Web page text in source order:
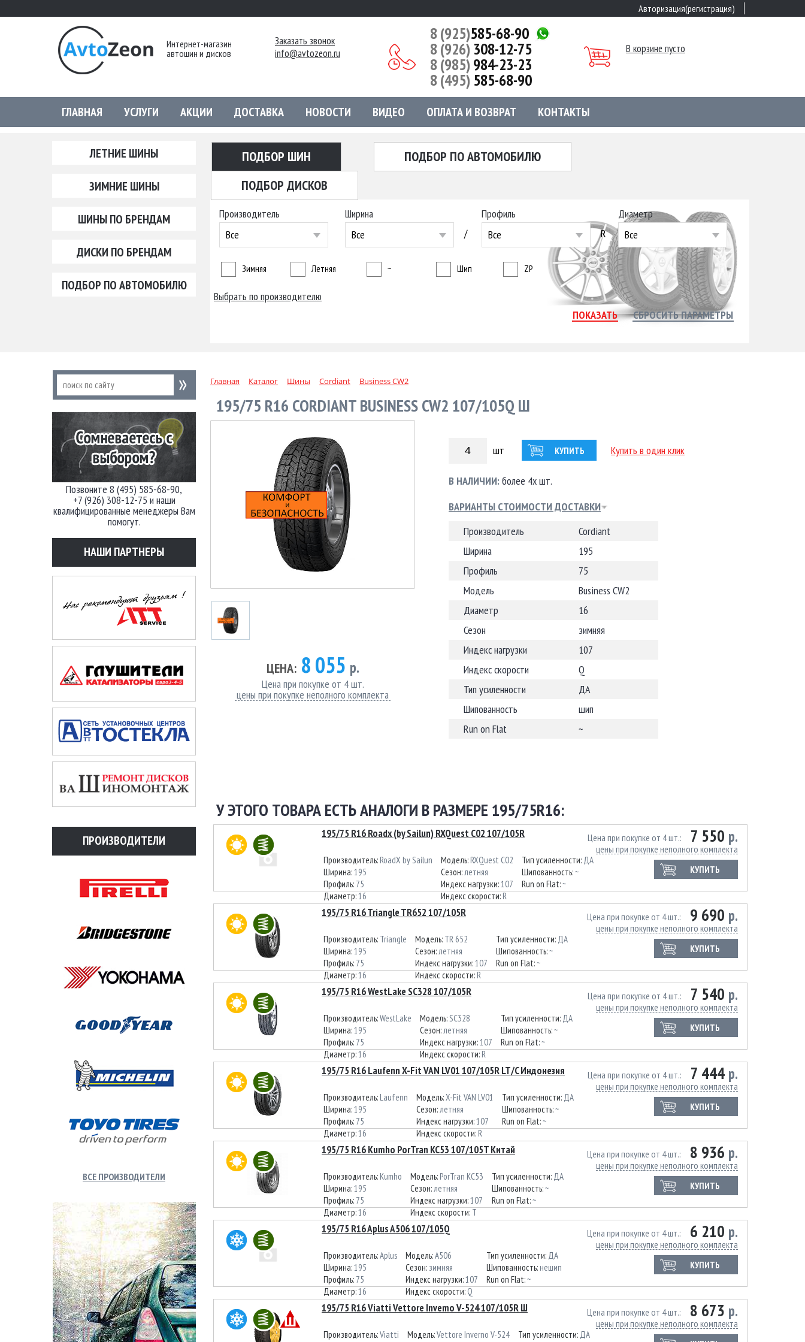
Авторизация(регистрация)
Интернет-магазин
автошин и дисков
Заказать звонок
info@avtozeon.ru
8 (925)585-68-90
8 (926) 308-12-75
8 (985)984-23-23
8 (495) 585-68-90
В корзине пусто
ГЛАВНАЯ УСЛУГИ АКЦИИ ДОСТАВКА НОВОСТИ ВИДЕО ОПЛАТА И ВОЗВРАТ КОНТАКТЫ
ЛЕТНИЕ ШИНЫ
ЗИМНИЕ ШИНЫ
ШИНЫ ПО БРЕНДАМ
ДИСКИ ПО БРЕНДАМ
ПОДБОР ПО АВТОМОБИЛЮ
ПОДБОР ШИН
ПОДБОР ПО АВТОМОБИЛЮ
ПОДБОР ДИСКОВ
Производитель
Все
Ширина
Все
/
Профиль
Все
R
Диаметр
Все
Зимняя Летняя ~ Шип ZP
Выбрать по производителю
Позвоните 8 (495) 585-68-90,
+7 (926) 308-12-75 и наши
квалифицированные менеджеры Вам
помогут.
НАШИ ПАРТНЕРЫ
ПРОИЗВОДИТЕЛИ
ВСЕ ПРОИЗВОДИТЕЛИ
Главная Каталог Шины Cordiant Business CW2
195/75 R16 CORDIANT BUSINESS CW2 107/105Q Ш
ЦЕНА:8 055 р.
Цена при покупке от 4 шт.
цены при покупке неполного комплекта
шт КУПИТЬ Купить в один клик
В НАЛИЧИИ:более 4х шт.
ВАРИАНТЫ СТОИМОСТИ ДОСТАВКИ
Производитель
Cordiant
Ширина
195
Профиль
75
Модель
Business CW2
Диаметр
16
Сезон
зимняя
Индекс нагрузки
107
Индекс скорости
Q
Тип усиленности
ДА
Шипованность
шип
Run on Flat
~
У ЭТОГО ТОВАРА ЕСТЬ АНАЛОГИ В РАЗМЕРЕ 195/75R16:
195/75 R16 Roadx (by Sailun) RXQuest C02 107/105R 7 550 р.
Цена при покупке от 4 шт.
цены при покупке неполного комплекта
КУПИТЬ
Производитель: RoadX by Sailun
Ширина:195
Профиль: 75
Диаметр:16
Модель: RXQuest C02
Сезон:летняя
Индекс нагрузки:107
Индекс скорости: R
Тип усиленности: ДА
Шипованность:~
Run on Flat:~
195/75 R16 Triangle TR652 107/105R 9 690 р.
Цена при покупке от 4 шт.
цены при покупке неполного комплекта
КУПИТЬ
Производитель: Triangle
Ширина:195
Профиль: 75
Диаметр:16
Модель: TR 652
Сезон:летняя
Индекс нагрузки:107
Индекс скорости: R
Тип усиленности: ДА
Шипованность:~
Run on Flat:~
195/75 R16 WestLake SC328 107/105R 7 540 р.
Цена при покупке от 4 шт.
цены при покупке неполного комплекта
КУПИТЬ
Производитель:WestLake
Ширина:195
Профиль: 75
Диаметр:16
Модель:SC328
Сезон:летняя
Индекс нагрузки:107
Индекс скорости: R
Тип усиленности: ДА
Шипованность:~
Run on Flat:~
195/75 R16 Laufenn X-Fit VAN LV01 107/105R LT/C Индонезия 7 444 р.
Цена при покупке от 4 шт.
цены при покупке неполного комплекта
КУПИТЬ
Производитель: Laufenn
Ширина:195
Профиль: 75
Диаметр:16
Модель:X-Fit VAN LV01
Сезон:летняя
Индекс нагрузки:107
Индекс скорости: R
Тип усиленности: ДА
Шипованность:~
Run on Flat:~
195/75 R16 Kumho PorTran KC53 107/105T Китай 8 936 р.
Цена при покупке от 4 шт.
цены при покупке неполного комплекта
КУПИТЬ
Производитель: Kumho
Ширина:195
Профиль: 75
Диаметр:16
Модель: PorTran KC53
Сезон:летняя
Индекс нагрузки:107
Индекс скорости: T
Тип усиленности: ДА
Шипованность:~
Run on Flat:~
195/75 R16 Aplus A506 107/105Q 6 210 р.
Цена при покупке от 4 шт.
цены при покупке неполного комплекта
КУПИТЬ
Производитель:Aplus
Ширина:195
Профиль: 75
Диаметр:16
Модель:A506
Сезон: зимняя
Индекс нагрузки:107
Индекс скорости: Q
Тип усиленности: ДА
Шипованность: нешип
Run on Flat:~
195/75 R16 Viatti Vettore Invemo V-524 107/105R Ш 8 673 р.
Цена при покупке от 4 шт.
цены при покупке неполного комплекта
Производитель:Viatti
Модель:Vettore Inverno V-524
Тип усиленности: ДА